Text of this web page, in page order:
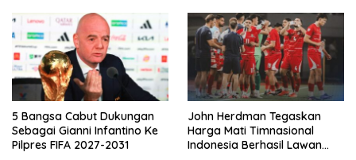
5 Bangsa Cabut Dukungan
Sebagai Gianni Infantino Ke
Pilpres FIFA 2027-2031
John Herdman Tegaskan
Harga Mati Timnasional
Indonesia Berhasil Lawan